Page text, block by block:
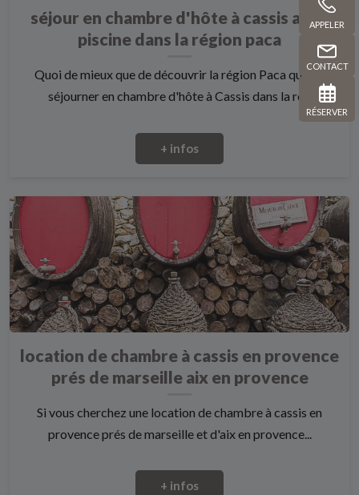
APPELER
CONTACT
RÉSERVER
séjour en chambre d'hôte à cassis avec
piscine dans la région paca
Quoi de mieux que de découvrir la région Paca que de
séjourner en chambre d'hôte à Cassis dans la ré...
+ infos
location de chambre à cassis en provence
prés de marseille aix en provence
Si vous cherchez une location de chambre à cassis en
provence prés de marseille et d'aix en provence...
+ infos